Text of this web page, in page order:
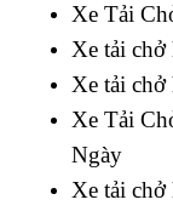
Xe Tải
Xe tải chở
Xe tải
Xe Tải
Ngày
Xe tải